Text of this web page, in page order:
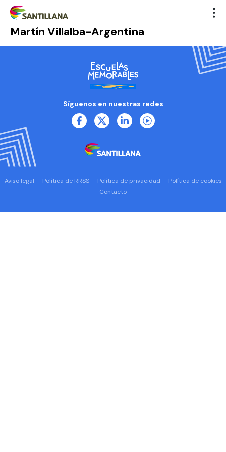
Martín Villalba-Argentina
Síguenos en nuestras redes
Aviso legal Política de RRSS Política de privacidad
Política de cookies
Contacto